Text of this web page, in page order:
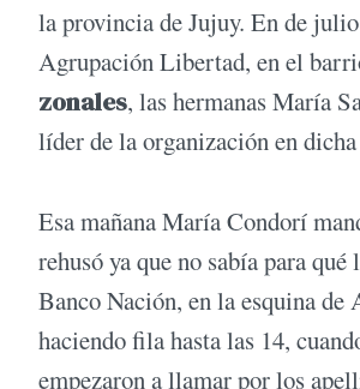
la provincia de Jujuy. En de
Agrupación Libertad, en el
zonales, las hermanas María
líder de la organización en
Esa mañana María Condorí
rehusó ya que no sabía para qué
Banco Nación, en la esquina
haciendo fila hasta las 14,
empezaron a llamar por los